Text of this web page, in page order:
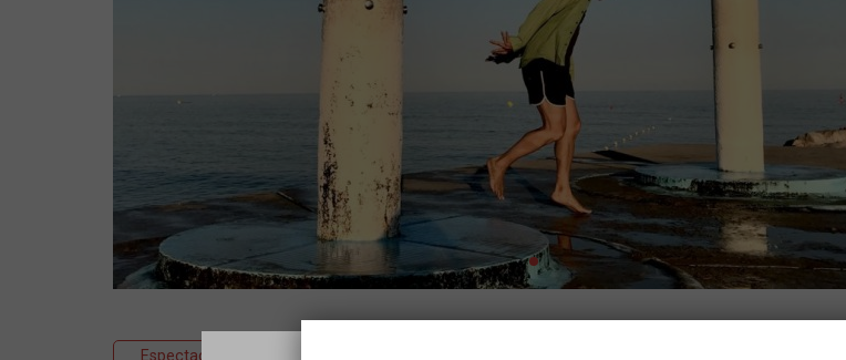
Espectacle